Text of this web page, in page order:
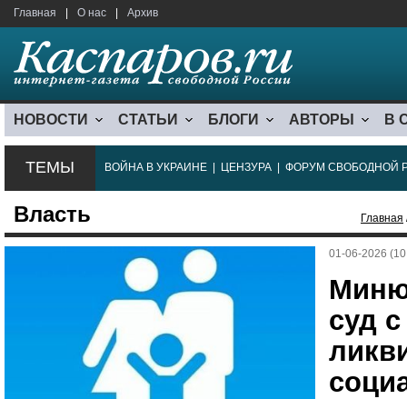
Главная О нас Архив
НОВОСТИ СТАТЬИ БЛОГИ АВТОРЫ В
ТЕМЫ ВОЙНА В УКРАИНЕ ЦЕНЗУРА ФОРУМ СВОБОДНОЙ
Власть Главная
01-06-2026
суд